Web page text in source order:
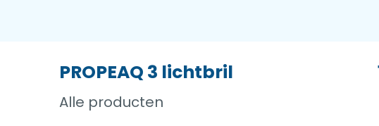
PROPEAQ 3 lichtbril
Alle producten